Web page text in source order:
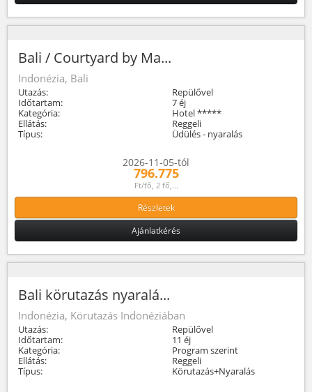
Bali / Courtyard by Ma...
Indonézia, Bali
Utazás:
Repülővel
Időtartam:
7 éj
Kategória:
Hotel *****
Ellátás:
Reggeli
Típus:
Üdülés - nyaralás
2026-11-05-tól
796.775
Ft/fő, 2 fő,...
Részletek
Ajánlatkérés
Bali körutazás nyaralá...
Indonézia, Körutazás Indonéziában
Utazás:
Repülővel
Időtartam:
11 éj
Kategória:
Program szerint
Ellátás:
Reggeli
Típus:
Körutazás+Nyaralás